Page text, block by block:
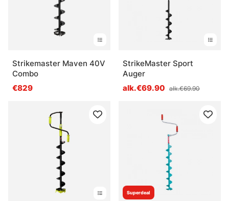
Strikemaster Maven 40V
Combo
€829
StrikeMaster Sport
Auger
alk.€69.90 alk.€69.90
Superdeal